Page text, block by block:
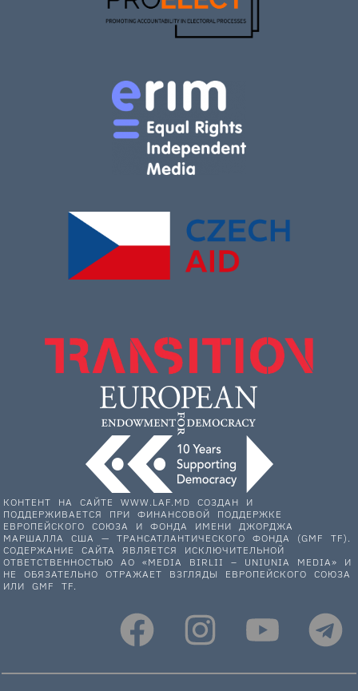
КОНТЕНТ НА САЙТЕ WWW.LAF.MD СОЗДАН И
ПОДДЕРЖИВАЕТСЯ ПРИ ФИНАНСОВОЙ ПОДДЕРЖКЕ
ЕВРОПЕЙСКОГО СОЮЗА И ФОНДА ИМЕНИ ДЖОРДЖА
МАРШАЛЛА США — ТРАНСАТЛАНТИЧЕСКОГО ФОНДА (GMF TF).
СОДЕРЖАНИЕ САЙТА ЯВЛЯЕТСЯ ИСКЛЮЧИТЕЛЬНОЙ
ОТВЕТСТВЕННОСТЬЮ АО «MEDIA BIRLII – UNIUNIA MEDIA» И
НЕ ОБЯЗАТЕЛЬНО ОТРАЖАЕТ ВЗГЛЯДЫ ЕВРОПЕЙСКОГО СОЮЗА
ИЛИ GMF TF.